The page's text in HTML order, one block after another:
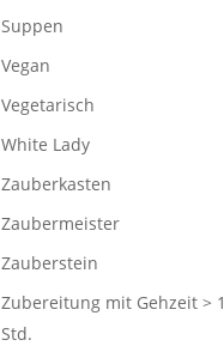
Suppen
Vegan
Vegetarisch
White Lady
Zauberkasten
Zaubermeister
Zauberstein
Zubereitung mit Gehzeit > 1
Std.